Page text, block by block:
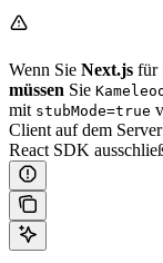
Wenn Sie Next.js für
müssen Sie
mit stubMode=true
Client auf dem
React SDK